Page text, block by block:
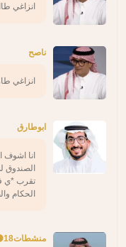
انزاغي
ناصح
انزاغي
ابوطارق
انا اشوف
الصندوق
تقرب *ي
الحكام
منشطات18🟡⚫️